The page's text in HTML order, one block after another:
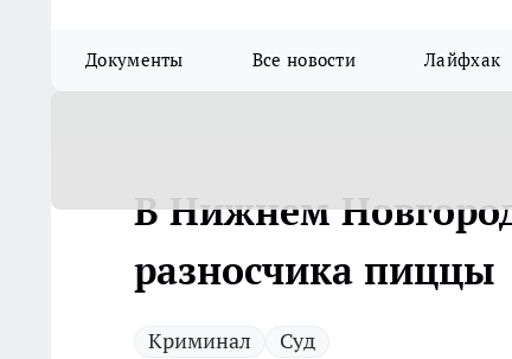
Документы Все новости Лайфхак
В Нижнем
разносчика пиццы
Криминал Суд